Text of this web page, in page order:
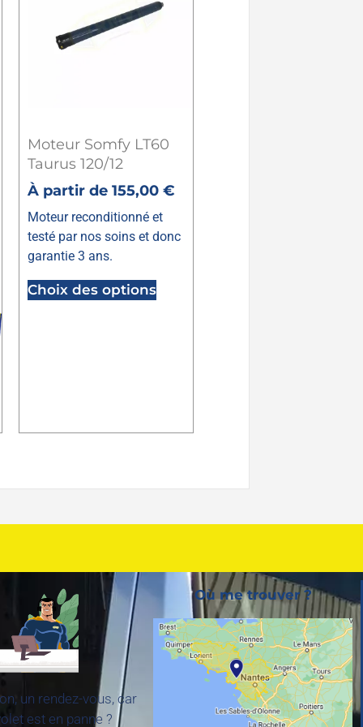
Moteur Somfy LT60
Taurus 120/12
À partir de 155,00 €
Moteur reconditionné et
testé par nos soins et donc
garantie 3 ans.
Choix des options
un rendez-vous, car
est en panne ?
Où me trouver ?